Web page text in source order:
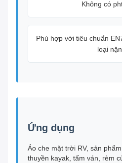
Không có
Phù hợp với tiêu chuẩn
loại
Ứng dụng
Áo che mặt trời RV, sản
thuyền kayak, tấm ván, rèm